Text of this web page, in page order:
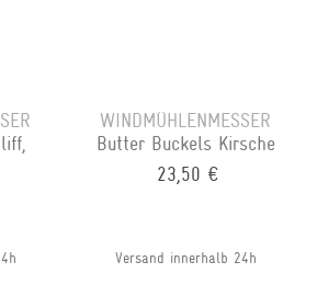
WINDMÜHLENMESSER
Butter Buckels Kirsche
23,50 €
Versand innerhalb 24h